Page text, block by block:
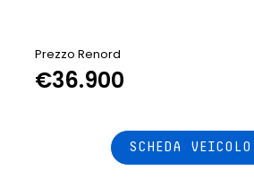
Prezzo Renord
€36.900
SCHEDA VEICOLO